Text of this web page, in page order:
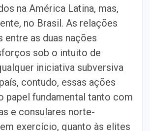
na América Latina, mas,
no Brasil. As relações
entre as duas nações
sob o intuito de
iniciativa subversiva
contudo, essas ações
papel fundamental tanto com
e consulares norte-
exercício, quanto às elites